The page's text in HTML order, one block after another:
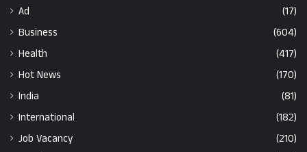
Ad
(17)
Business
(604)
Health
(417)
Hot News
(170)
India
(81)
International
(182)
Job Vacancy
(210)